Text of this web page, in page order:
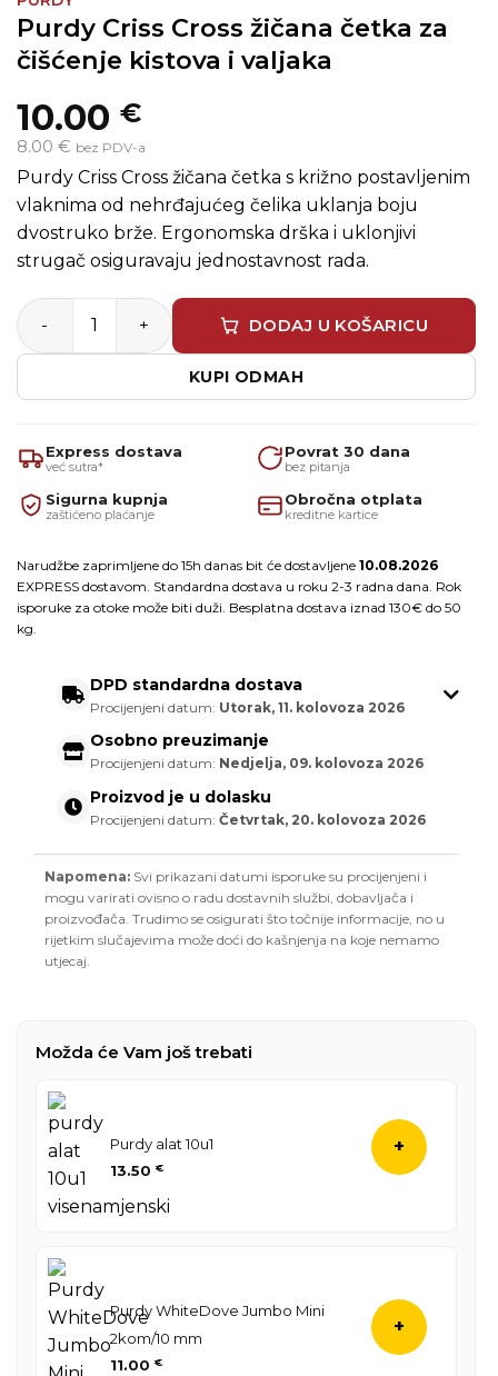
Purdy Criss Cross žičana četka za
čišćenje kistova i valjaka
10.00 €
8.00 € bez PDV-a
Purdy Criss Cross žičana četka s križno postavljenim
vlaknima od nehrđajućeg čelika uklanja boju
dvostruko brže. Ergonomska drška i uklonjivi
strugač osiguravaju jednostavnost rada.
Purdy Criss Cross žičana četka za čišćenje kistova i
DODAJ U KOŠARICU
KUPI ODMAH
Express dostava
već sutra*
Povrat 30 dana
bez pitanja
Sigurna kupnja
zaštićeno plaćanje
Obročna otplata
kreditne kartice
Narudžbe zaprimljene do 15h danas bit će dostavljene 10.08.2026
EXPRESS dostavom. Standardna dostava u roku 2-3 radna dana. Rok
isporuke za otoke može biti duži. Besplatna dostava iznad 130€ do 50
kg.
DPD standardna dostava
Procijenjeni datum: Utorak, 11. kolovoza 2026
Osobno preuzimanje
Procijenjeni datum: Nedjelja, 09. kolovoza 2026
Proizvod je u dolasku
Procijenjeni datum: Četvrtak, 20. kolovoza 2026
Napomena: Svi prikazani datumi isporuke su procijenjeni i
mogu varirati ovisno o radu dostavnih službi, dobavljača i
proizvođača. Trudimo se osigurati što točnije informacije, no u
rijetkim slučajevima može doći do kašnjenja na koje nemamo
utjecaj.
Možda će Vam još trebati
Purdy alat 10u1
13.50 €
+
Purdy WhiteDove Jumbo Mini
2kom/10 mm
11.00 €
+